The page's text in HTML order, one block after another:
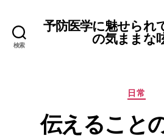
検索
予防医学に魅せられ
の気ままな
カ
ゴ
リ
日常
伝えること